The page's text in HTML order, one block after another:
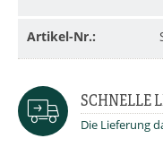
Artikel-Nr.:
SCHNELLE
Die Lieferung